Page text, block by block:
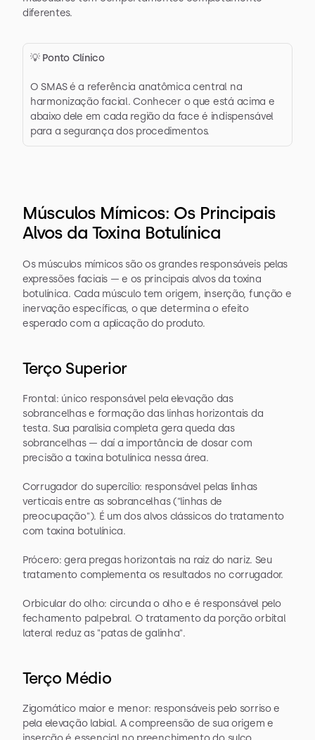
diferentes.
💡 Ponto Clínico
O SMAS é a referência anatômica central na
harmonização facial. Conhecer o que está acima e
abaixo dele em cada região da face é indispensável
para a segurança dos procedimentos.
Músculos Mímicos: Os Principais
Alvos da Toxina Botulínica
Os músculos mímicos são os grandes responsáveis pelas
expressões faciais — e os principais alvos da toxina
botulínica. Cada músculo tem origem, inserção, função e
inervação específicas, o que determina o efeito
esperado com a aplicação do produto.
Terço Superior
Frontal: único responsável pela elevação das
sobrancelhas e formação das linhas horizontais da
testa. Sua paralisia completa gera queda das
sobrancelhas — daí a importância de dosar com
precisão a toxina botulínica nessa área.
Corrugador do supercílio: responsável pelas linhas
verticais entre as sobrancelhas ("linhas de
preocupação"). É um dos alvos clássicos do tratamento
com toxina botulínica.
Prócero: gera pregas horizontais na raiz do nariz. Seu
tratamento complementa os resultados no corrugador.
Orbicular do olho: circunda o olho e é responsável pelo
fechamento palpebral. O tratamento da porção orbital
lateral reduz as "patas de galinha".
Terço Médio
Zigomático maior e menor: responsáveis pelo sorriso e
pela elevação labial. A compreensão de sua origem e